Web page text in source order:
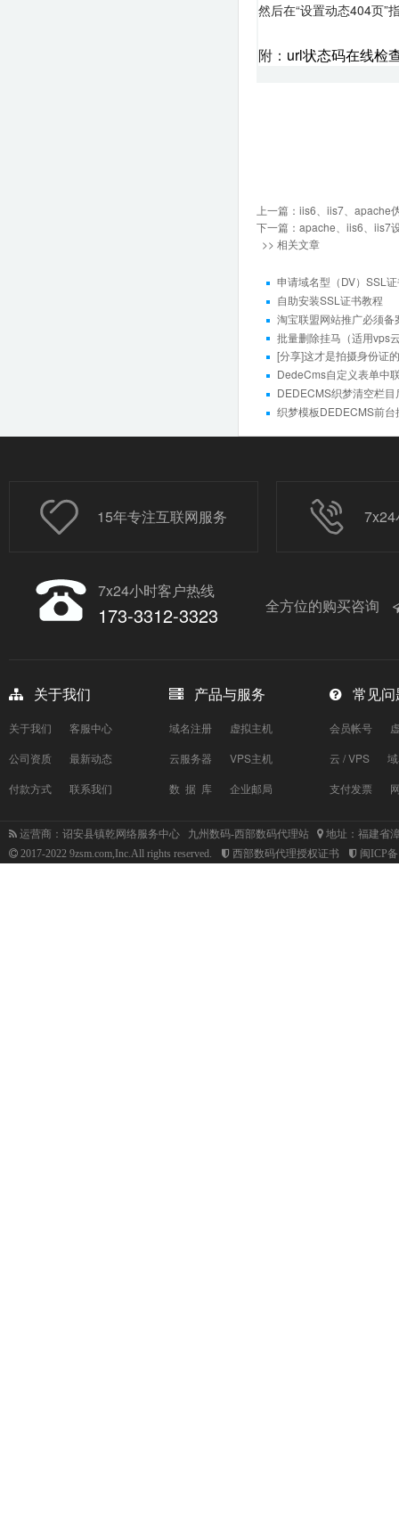
然后在“设置动态404页”
附： url状态码在线检
上一篇： iis6、iis7、apache
下一篇： apache、iis6、iis7
>> 相关文章
申请域名型（DV）SSL
自助安装SSL证书教程
淘宝联盟网站推广必须备
批量删除挂马（适用vps
[分享]这才是拍摄身份证
DedeCms自定义表单中
DEDECMS织梦清空栏
织梦模板DEDECMS前
15年专注互联网服务
7x24小时客户热线
173-3312-3323 全方位的购买咨询
关于我们
关于我们
客服中心
公司资质
最新动态
付款方式
联系我们
产品与服务
域名注册
虚拟主机
云服务器
VPS主机
数 据 库
企业邮局
常见问
会员帐号
云 / VPS
支付发票
运营商：诏安县镇乾网络服务中心 九州数码-西部数码代理站
地址：福建省
2017-2022 9zsm.com,Inc.All rights reserved.
西部数码代理授权证书 闽ICP